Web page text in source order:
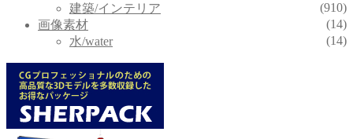
建築/インテリア
(910)
画像素材
(14)
水/water
(14)